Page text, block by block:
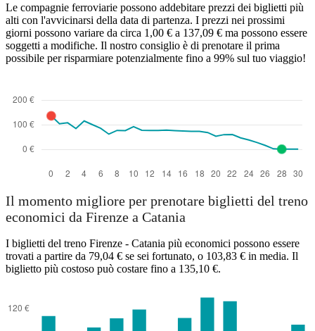
Le compagnie ferroviarie possono addebitare prezzi dei biglietti più
alti con l'avvicinarsi della data di partenza. I prezzi nei prossimi
giorni possono variare da circa 1,00 € a 137,09 € ma possono essere
soggetti a modifiche. Il nostro consiglio è di prenotare il prima
possibile per risparmiare potenzialmente fino a 99% sul tuo viaggio!
Il momento migliore per prenotare biglietti del treno
economici da Firenze a Catania
I biglietti del treno Firenze - Catania più economici possono essere
trovati a partire da 79,04 € se sei fortunato, o 103,83 € in media. Il
biglietto più costoso può costare fino a 135,10 €.